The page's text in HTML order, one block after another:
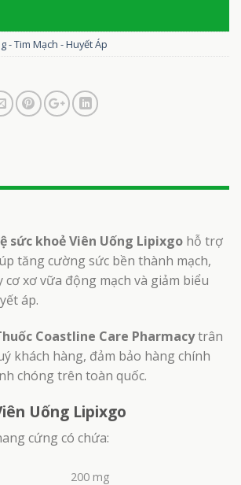
- Tim Mạch - Huyết Áp
sức khoẻ Viên Uống Lipixgo hỗ trợ
tăng cường sức bền thành mạch,
xơ vữa động mạch và giảm biểu
áp.
Coastline Care Pharmacytrân
khách hàng, đảm bảo hàng chính
chóng trên toàn quốc.
Uống Lipixgo
cứng có chứa:
200 mg